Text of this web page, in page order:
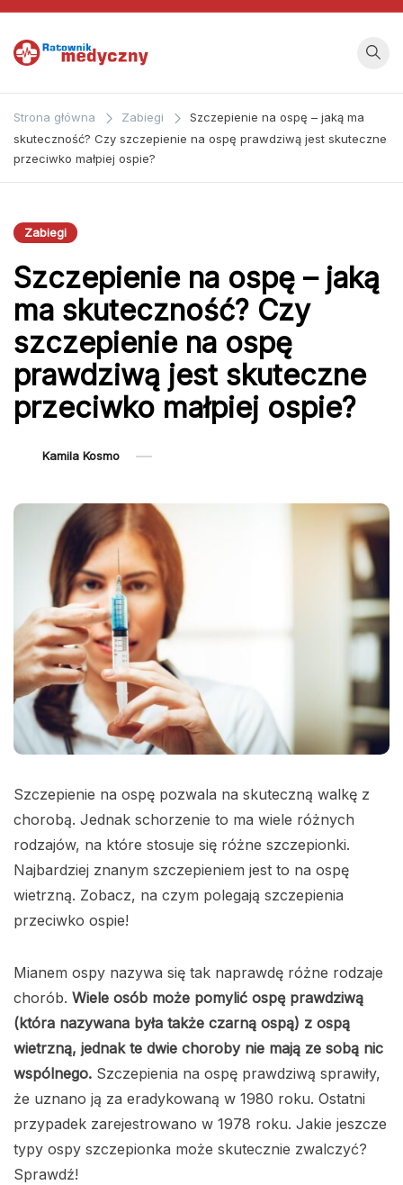
Ratownik
Medyczny
zagadnieniom z
dziedziny
medycyny oraz
ratownictwa
Strona główna Zabiegi
Szczepienie na ospę – jaką ma
skuteczność? Czy szczepienie na ospę prawdziwą jest skuteczne
przeciwko małpiej ospie?
Zabiegi
Szczepienie na ospę – jaką
ma skuteczność? Czy
szczepienie na ospę
prawdziwą jest skuteczne
przeciwko małpiej ospie?
Kamila Kosmo
Szczepienie na ospę pozwala na skuteczną walkę z
chorobą. Jednak schorzenie to ma wiele różnych
rodzajów, na które stosuje się różne szczepionki.
Najbardziej znanym szczepieniem jest to na ospę
wietrzną. Zobacz, na czym polegają szczepienia
przeciwko ospie!
Mianem ospy nazywa się tak naprawdę różne rodzaje
chorób. Wiele osób może pomylić ospę prawdziwą
(która nazywana była także czarną ospą) z ospą
wietrzną, jednak te dwie choroby nie mają ze sobą nic
wspólnego. Szczepienia na ospę prawdziwą sprawiły,
że uznano ją za eradykowaną w 1980 roku. Ostatni
przypadek zarejestrowano w 1978 roku. Jakie jeszcze
typy ospy szczepionka może skutecznie zwalczyć?
Sprawdź!